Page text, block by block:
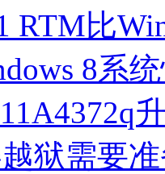
RTM比
8系
狱需要